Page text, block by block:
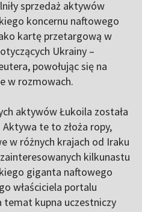
sprzedaż aktywów
koncernu naftowego
kartę przetargową w
Ukrainy –
powołując się na
w rozmowach.
aktywów Łukoila została
te to złoża ropy,
w różnych krajach od Iraku
kilkunastu
giganta naftowego
właściciela portalu
temat kupna uczestniczy